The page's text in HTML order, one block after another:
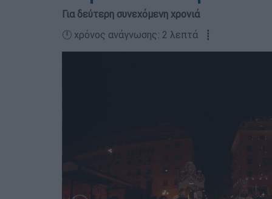
Για δεύτερη συνεχόμενη χρονιά
🕛 χρόνος ανάγνωσης: 2 λεπτά ┋